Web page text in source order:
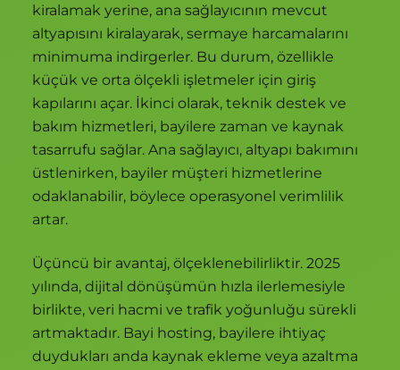
kiralamak yerine, ana sağlayıcının mevcut
altyapısını kiralayarak, sermaye harcamalarını
minimuma indirgerler. Bu durum, özellikle
küçük ve orta ölçekli işletmeler için giriş
kapılarını açar. İkinci olarak, teknik destek ve
bakım hizmetleri, bayilere zaman ve kaynak
tasarrufu sağlar. Ana sağlayıcı, altyapı bakımını
üstlenirken, bayiler müşteri hizmetlerine
odaklanabilir, böylece operasyonel verimlilik
artar.
Üçüncü bir avantaj, ölçeklenebilirliktir. 2025
yılında, dijital dönüşümün hızla ilerlemesiyle
birlikte, veri hacmi ve trafik yoğunluğu sürekli
artmaktadır. Bayi hosting, bayilere ihtiyaç
duydukları anda kaynak ekleme veya azaltma